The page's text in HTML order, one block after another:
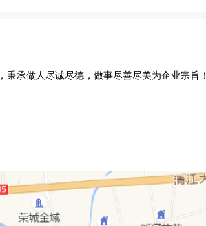
秉承做人尽诚尽德，做事尽善尽美为企业宗旨！